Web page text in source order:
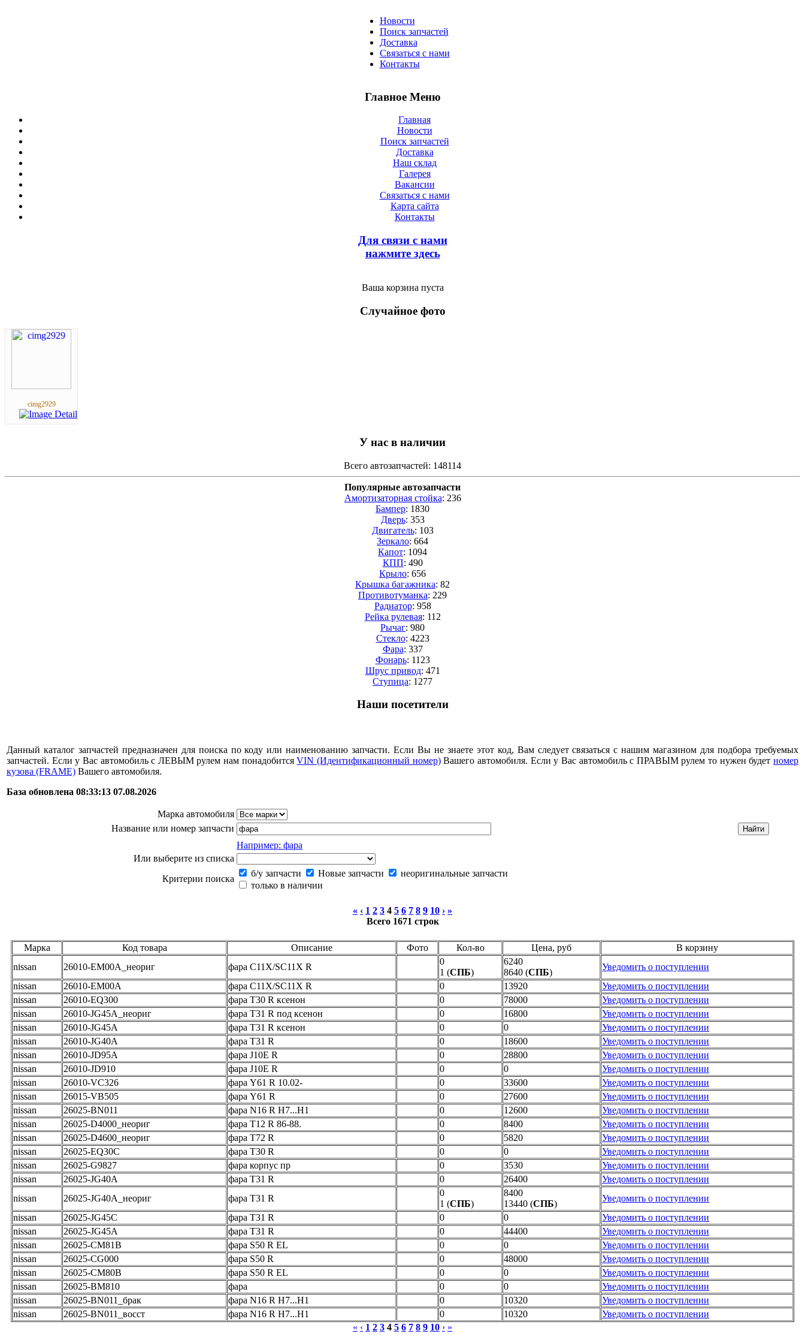
Новости
Поиск запчастей
Доставка
Связаться с нами
Контакты
Главное Меню
Главная
Новости
Поиск запчастей
Доставка
Наш склад
Галерея
Вакансии
Связаться с нами
Карта сайта
Контакты
Для связи с нами
нажмите здесь
Ваша корзина пуста
Случайное фото
cimg2929
У нас в наличии
Всего автозапчастей: 148114
Популярные автозапчасти
Амортизаторная стойка: 236
Бампер: 1830
Дверь: 353
Двигатель: 103
Зеркало: 664
Капот: 1094
КПП: 490
Крыло: 656
Крышка багажника: 82
Противотуманка: 229
Радиатор: 958
Рейка рулевая: 112
Рычаг: 980
Стекло: 4223
Фара: 337
Фонарь: 1123
Шрус привод: 471
Cтупица: 1277
Наши посетители
Данный каталог запчастей предназначен для поиска по коду или наименованию запчасти. Если Вы не знаете этот код, Вам следует связаться с нашим магазином для подбора требуемых
запчастей. Если у Вас автомобиль с ЛЕВЫМ рулем нам понадобитсяVIN (Идентификационный номер)Вашего автомобиля. Если у Вас автомобиль с ПРАВЫМ рулем то нужен будетномер
кузова (FRAME) Вашего автомобиля.
База обновлена 08:33:13 07.08.2026
Марка автомобиля
Название или номер запчасти
Например: фара
Или выберите из списка
Критерии поиска
б/у запчасти Новые запчасти
неоригинальные запчасти
только в наличии
« ‹ 1 2 3 4 5 6 7 8 9 10 › »
Всего 1671 строк
Марка Код товара Описание Фото Кол-во Цена, руб
В корзину
nissan
26010-EM00A_неориг фара C11X/SC11X R
0
1 (СПБ)
6240
8640 (СПБ)
Уведомить о поступлении
nissan
26010-EM00A фара C11X/SC11X R 0 13920
Уведомить о поступлении
nissan
26010-EQ300 фара T30 R ксенон 0 78000
Уведомить о поступлении
nissan
26010-JG45A_неориг фара T31 R под ксенон 0 16800
Уведомить о поступлении
nissan
26010-JG45A фара T31 R ксенон 0 0
Уведомить о поступлении
nissan
26010-JG40A фара T31 R 0 18600
Уведомить о поступлении
nissan
26010-JD95A фара J10E R 0 28800
Уведомить о поступлении
nissan
26010-JD910 фара J10E R 0 0
Уведомить о поступлении
nissan
26010-VC326 фара Y61 R 10.02- 0 33600
Уведомить о поступлении
nissan
26015-VB505 фара Y61 R 0 27600
Уведомить о поступлении
nissan
26025-BN011 фара N16 R H7...H1 0 12600
Уведомить о поступлении
nissan
26025-D4000_неориг фара T12 R 86-88. 0 8400
Уведомить о поступлении
nissan
26025-D4600_неориг фара T72 R 0 5820
Уведомить о поступлении
nissan
26025-EQ30C фара T30 R 0 0
Уведомить о поступлении
nissan
26025-G9827 фара корпус пр 0 3530
Уведомить о поступлении
nissan
26025-JG40A фара T31 R 0 26400
Уведомить о поступлении
nissan
26025-JG40A_неориг фара T31 R
0
1 (СПБ)
8400
13440 (СПБ)
Уведомить о поступлении
nissan
26025-JG45C фара T31 R 0 0
Уведомить о поступлении
nissan
26025-JG45A фара T31 R 0 44400
Уведомить о поступлении
nissan
26025-CM81B фара S50 R EL 0 0
Уведомить о поступлении
nissan
26025-CG000 фара S50 R 0 48000
Уведомить о поступлении
nissan
26025-CM80B фара S50 R EL 0 0
Уведомить о поступлении
nissan
26025-BM810 фара 0 0
Уведомить о поступлении
nissan
26025-BN011_брак фара N16 R H7...H1 0 10320
Уведомить о поступлении
nissan
26025-BN011_восст фара N16 R H7...H1 0 10320
Уведомить о поступлении
« ‹ 1 2 3 4 5 6 7 8 9 10 › »